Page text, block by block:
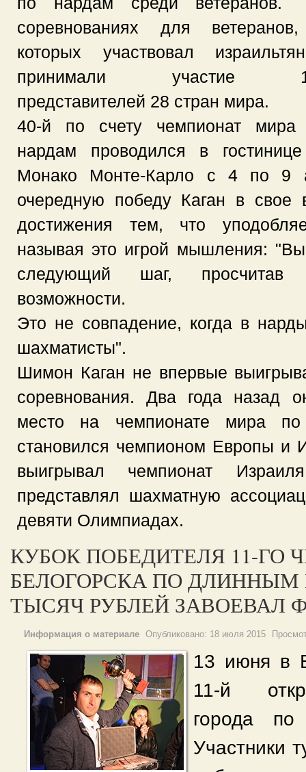
соревнованиях для
которых участвовал
принимали участие
представителей 28 стран мира.
40-й по счету чемпионат мира
нардам проводился в
Монако Монте-Карло с 4 по 9
очередную победу Каган в свое
достижения тем, что
называя это игрой мышления:
следующий шаг, просчитав
возможности.
Это не совпадение, когда в
шахматисты".
Шимон Каган не впервые
соревнования. Два года назад
место на чемпионате мира
становился чемпионом Европы и
выигрывал чемпионат
представлял шахматную
девяти Олимпиадах.
КУБОК ПОБЕДИТЕЛЯ 11-ГО
БЕЛОГОРСКА ПО ДЛИННЫМ
ТЫСЯЧ РУБЛЕЙ ЗАВОЕВАЛ
Информация о материале Опубликовано: 18 июля 2015
13 июня в
11-й
города
Участники